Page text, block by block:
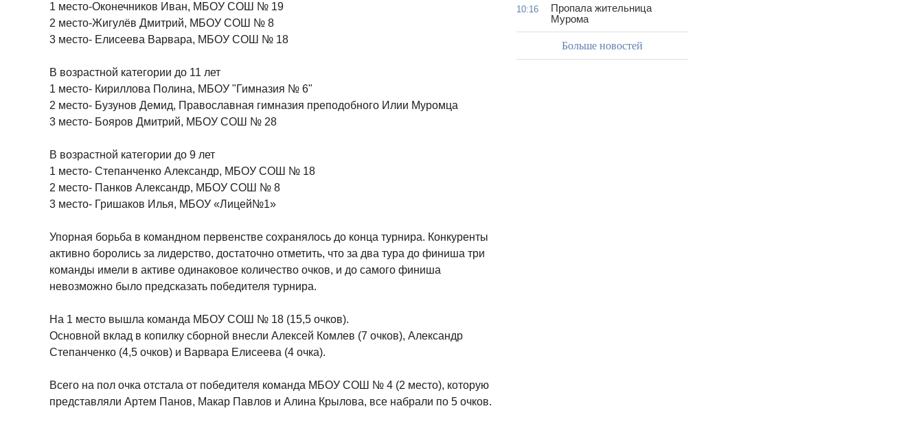
1 место-Оконечников Иван, МБОУ СОШ № 19
2 место-Жигулёв Дмитрий, МБОУ СОШ № 8
3 место- Елисеева Варвара, МБОУ СОШ № 18
В возрастной категории до 11 лет
1 место- Кириллова Полина, МБОУ "Гимназия № 6"
2 место- Бузунов Демид, Православная гимназия преподобного Илии Муромца
3 место- Бояров Дмитрий, МБОУ СОШ № 28
В возрастной категории до 9 лет
1 место- Степанченко Александр, МБОУ СОШ № 18
2 место- Панков Александр, МБОУ СОШ № 8
3 место- Гришаков Илья, МБОУ «Лицей№1»
Упорная борьба в командном первенстве сохранялось до конца турнира. Конкуренты
активно боролись за лидерство, достаточно отметить, что за два тура до финиша три
команды имели в активе одинаковое количество очков, и до самого финиша
невозможно было предсказать победителя турнира.
На 1 место вышла команда МБОУ СОШ № 18 (15,5 очков).
Основной вклад в копилку сборной внесли Алексей Комлев (7 очков), Александр
Степанченко (4,5 очков) и Варвара Елисеева (4 очка).
Всего на пол очка отстала от победителя команда МБОУ СОШ № 4 (2 место), которую
представляли Артем Панов, Макар Павлов и Алина Крылова, все набрали по 5 очков.
10:16
Пропала жительница
Мурома
Больше новостей